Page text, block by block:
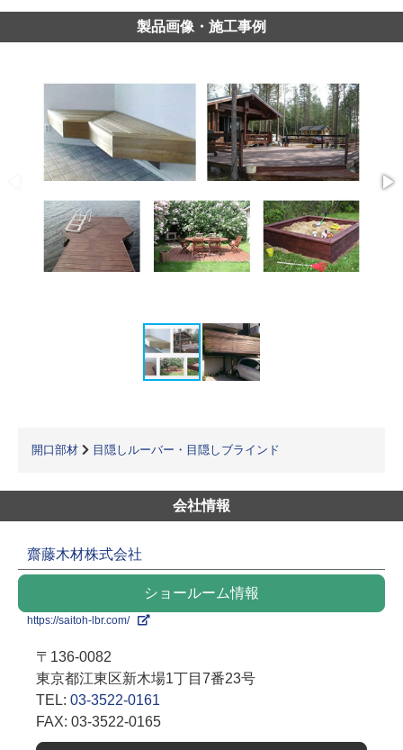
製品画像・施工事例
開口部材 目隠しルーバー・目隠しブラインド
会社情報
齋藤木材株式会社
ショールーム情報
https://saitoh-lbr.com/
〒136-0082
東京都江東区新木場1丁目7番23号
TEL: 03-3522-0161
FAX: 03-3522-0165